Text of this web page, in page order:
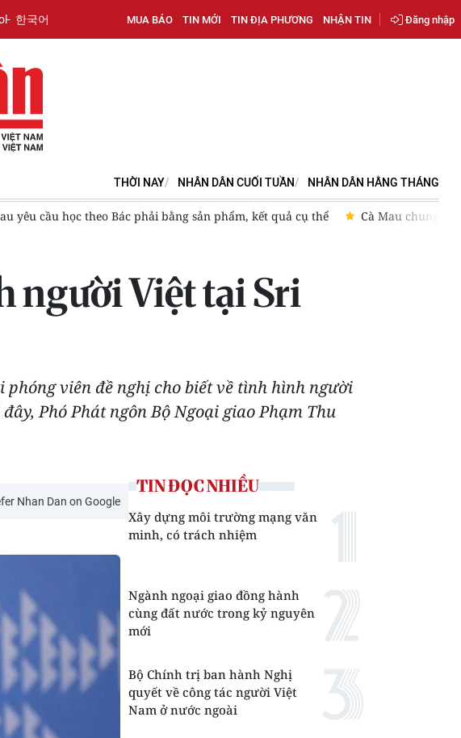
한국어 MUA BÁO TIN MỚI TIN ĐỊA PHƯƠNG NHẬN TIN Đăng nhập
THỜI NAY NHÂN DÂN CUỐI TUẦN NHÂN DÂN HẰNG THÁNG
yêu cầu học theo Bác phải bằng sản phẩm, kết quả cụ thể Cà Mau chung
người Việt tại Sri
viên đề nghị cho biết về tình hình người
Phó Phát ngôn Bộ Ngoại giao Phạm Thu
Nhan Dan on Google
TIN ĐỌC NHIỀU
Xây dựng môi trường mạng văn
minh, có trách nhiệm
Ngành ngoại giao đồng hành
cùng đất nước trong kỷ nguyên
mới
Bộ Chính trị ban hành Nghị
quyết về công tác người Việt
Nam ở nước ngoài